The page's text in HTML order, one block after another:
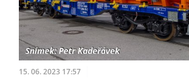
15. 06. 2023 17:57